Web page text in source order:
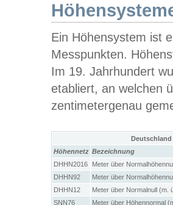
Ein Höhensystem ist
Messpunkten.
Im 19. Jahrhundert
etabliert, an welchen
zentimetergenau
Höhennetz Bezeichnung
DHHN2016
Meter über
DHHN92
Meter über
DHHN12
Meter über Normalnull (m.
SNN76
Meter über Höhennormal